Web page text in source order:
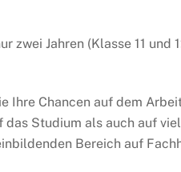
zwei Jahren (Klasse 11 und
Ihre Chancen auf dem
das Studium als auch auf
Bereich auf